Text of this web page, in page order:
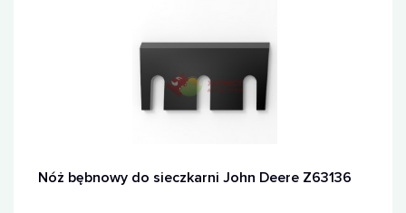
Nóż bębnowy do sieczkarni John Deere Z63136